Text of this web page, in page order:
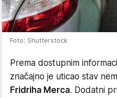
Foto: Shutterstock
Prema dostupnim
značajno je uticao stav
Fridriha Merca. Dodatni